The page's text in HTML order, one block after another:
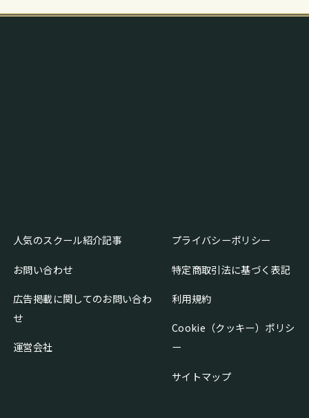
人気のスクール紹介記事
お問い合わせ
広告掲載に関してのお問い合わ
せ
運営会社
プライバシーポリシー
特定商取引法に基づく表記
利用規約
Cookie（クッキー）ポリシ
ー
サイトマップ